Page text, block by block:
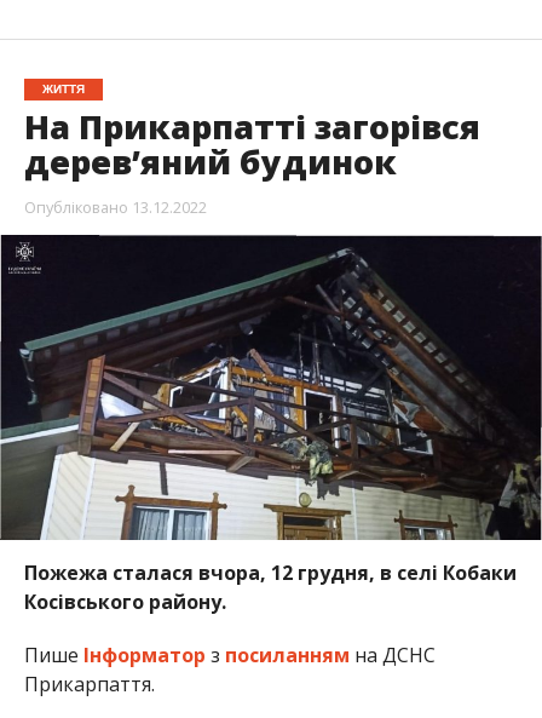
ЖИТТЯ
На Прикарпатті загорівся
дерев’яний будинок
Опубліковано 13.12.2022
Пожежа сталася вчора, 12 грудня, в селі Кобаки
Косівського району.
Пише Інформатор з посиланням на ДСНС
Прикарпаття.